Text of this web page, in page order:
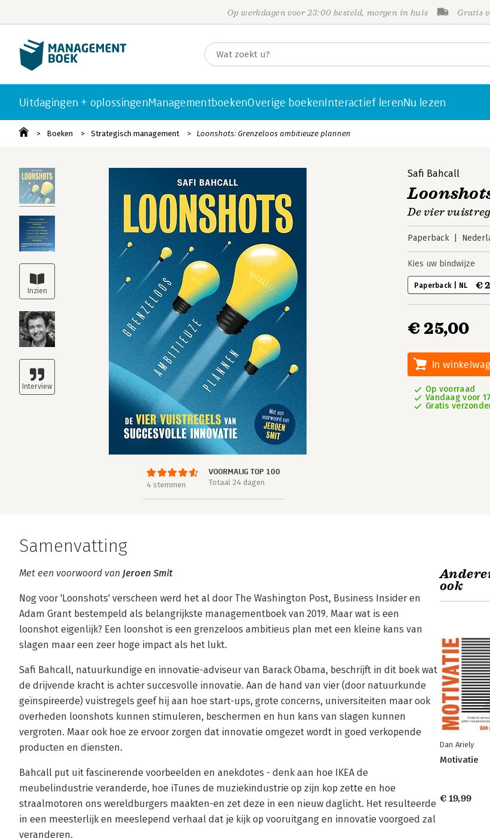
Op werkdagen voor 23:00 besteld, morgen in huis Gratis
Uitdagingen + oplossingenManagementboekenOverige boekenInteractief lerenNu lezen
Boeken Strategisch management Loonshots: Grenzeloos ambitieuze plannen
4 stemmen
VOORMALIG TOP 100
Totaal 24 dagen
Safi Bahcall
De vier
Paperback
Kies uw bindwijze
Paperback | NL €
€ 25,00
In
Op voorraad
Vandaag voor
Gratis
Samenvatting
Met een voorwoord van Jeroen Smit
Nog voor 'Loonshots' verscheen werd het al door The Washington Post, Business Insider en
Adam Grant bestempeld als belangrijkste managementboek van 2019. Maar wat is een
loonshot eigenlijk? Een loonshot is een grenzeloos ambitieus plan met een kleine kans van
slagen maar een zeer hoge impact als het lukt.
Safi Bahcall, natuurkundige en innovatie-adviseur van Barack Obama, beschrijft in dit boek wat
de drijvende kracht is achter succesvolle innovatie. Aan de hand van vier (door natuurkunde
geïnspireerde) vuistregels geef hij aan hoe start-ups, grote concerns, universiteiten maar ook
overheden loonshots kunnen stimuleren, beschermen en hun kans van slagen kunnen
vergroten. Maar ook hoe ze ervoor zorgen dat innovatie omgezet wordt in goed verkopende
producten en diensten.
Bahcall put uit fascinerende voorbeelden en anekdotes - denk aan hoe IKEA de
meubelindustrie veranderde, hoe iTunes de muziekindustrie op zijn kop zette en hoe
straalmotoren ons wereldburgers maakten-en zet deze in een nieuw daglicht. Het resulteerde
in een meesterlijk en meeslepend verhaal dat je kijk op vooruitgang en innovatie voorgoed zal
veranderen.
ook
Dan Ariely
Motivatie
€ 19,99